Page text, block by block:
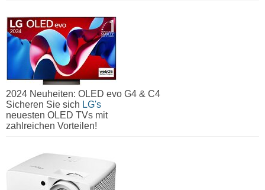
2024 Neuheiten: OLED evo G4 & C4
Sicheren Sie sich LG's
neuesten OLED TVs mit
zahlreichen Vorteilen!